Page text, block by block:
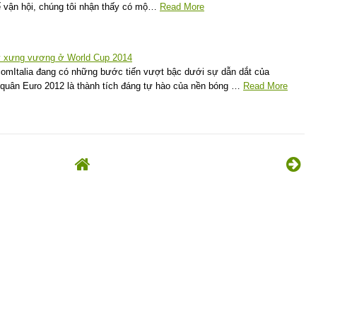
hội, chúng tôi nhận thấy có mộ…
Read More
xưng vương ở World Cup 2014
đang có những bước tiến vượt bậc dưới sự dẫn dắt của
Euro 2012 là thành tích đáng tự hào của nền bóng …
Read More